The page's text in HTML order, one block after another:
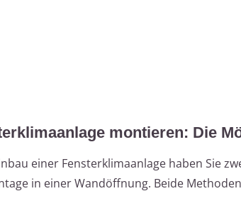
montieren: Die
einer Fensterklimaanlage haben Sie
in einer Wandöffnung. Beide